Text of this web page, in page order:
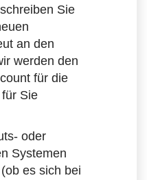
Sie
an den
werden den
für die
Sie
oder
Systemen
(ob es sich bei